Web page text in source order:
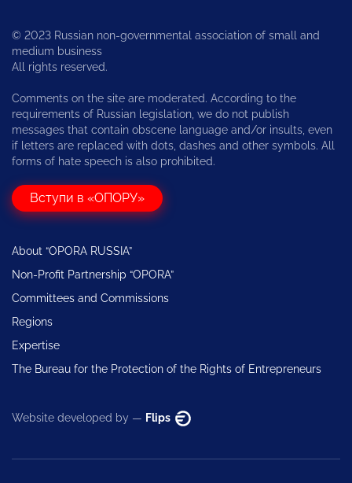
© 2023 Russian non-governmental association of small and
medium business
All rights reserved.
Comments on the site are moderated. According to the
requirements of Russian legislation, we do not publish
messages that contain obscene language and/or insults, even
if letters are replaced with dots, dashes and other symbols. All
forms of hate speech is also prohibited.
Вступи в «ОПОРУ»
About “OPORA RUSSIA”
Non-Profit Partnership “OPORA”
Committees and Commissions
Regions
Expertise
The Bureau for the Protection of the Rights of Entrepreneurs
Website developed by — Flips